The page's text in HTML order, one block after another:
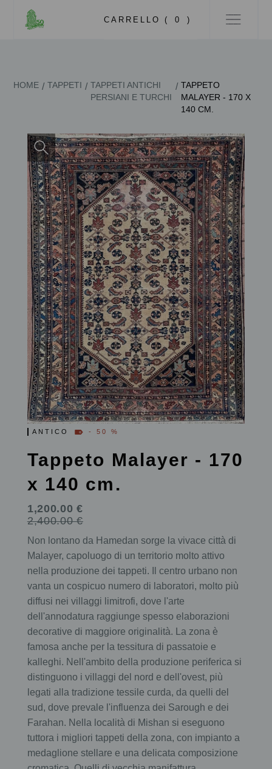
CARRELLO ( 0 )
HOME / TAPPETI / TAPPETI ANTICHI
PERSIANI E TURCHI
/ TAPPETO
MALAYER - 170 X
140 CM.
ANTICO - 50 %
Tappeto Malayer - 170
x 140 cm.
1,200.00 €
2,400.00 €
Non lontano da Hamedan sorge la vivace città di
Malayer, capoluogo di un territorio molto attivo
nella produzione dei tappeti. Il centro urbano non
vanta un cospicuo numero di laboratori, molto più
diffusi nei villaggi limitrofi, dove l'arte
dell'annodatura raggiunge spesso elaborazioni
decorative di maggiore originalità. La zona è
famosa anche per la tessitura di passatoie e
kalleghi. Nell'ambito della produzione periferica si
distinguono i villaggi del nord e dell'ovest, più
legati alla tradizione tessile curda, da quelli del
sud, dove prevale l'influenza dei Sarough e dei
Farahan. Nella località di Mishan si eseguono
tuttora i migliori tappeti della zona, con impianto a
medaglione stellare e una delicata composizione